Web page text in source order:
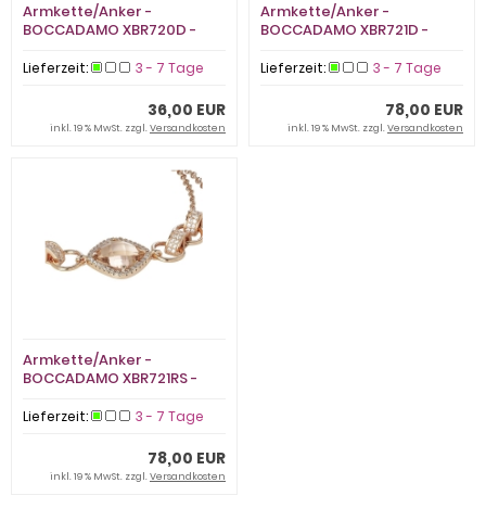
Armkette/Anker -
BOCCADAMO XBR720D -
Zirkonia
Lieferzeit: 3 - 7 Tage
36,00 EUR
inkl. 19 % MwSt. zzgl.Versandkosten
Armkette/Anker -
BOCCADAMO XBR721D -
Zirkonia
Lieferzeit: 3 - 7 Tage
78,00 EUR
inkl. 19 % MwSt. zzgl.Versandkosten
Armkette/Anker -
BOCCADAMO XBR721RS -
Zirkonia
Lieferzeit: 3 - 7 Tage
78,00 EUR
inkl. 19 % MwSt. zzgl.Versandkosten